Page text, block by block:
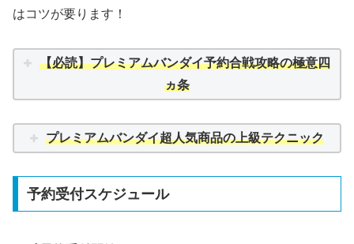
はコツが要ります！
【必読】プレミアムバンダイ予約合戦攻略の極意四
ヵ条
プレミアムバンダイ超人気商品の上級テクニック
予約受付スケジュール